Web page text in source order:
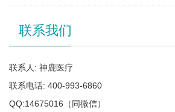
联系我们
联系人: 神鹿医疗
联系电话: 400-993-6860
QQ:14675016（同微信）